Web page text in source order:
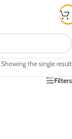
Showing the single result
Filters